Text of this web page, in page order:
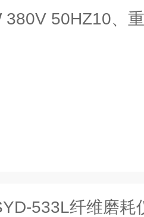
380V 50HZ10、
533L纤维磨耗仪